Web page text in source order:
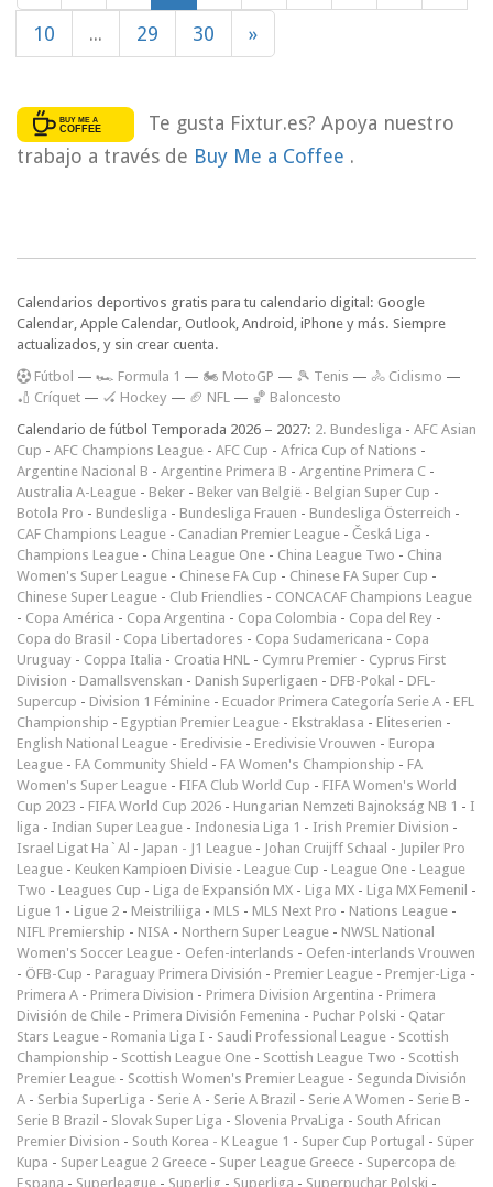
10 ... 29 30 »
Te gusta Fixtur.es? Apoya nuestro
trabajo a través de Buy Me a Coffee .
Calendarios deportivos gratis para tu calendario digital: Google
Calendar, Apple Calendar, Outlook, Android, iPhone y más. Siempre
actualizados, y sin crear cuenta.
Fútbol — 🏎️ Formula 1 — 🏍 MotoGP — 🎾 Tenis — 🚴 Ciclismo —
🏏 Críquet — 🏑 Hockey — 🏈 NFL — 🏀 Baloncesto
Calendario de fútbol Temporada 2026 – 2027: 2. Bundesliga - AFC Asian
Cup - AFC Champions League - AFC Cup - Africa Cup of Nations -
Argentine Nacional B - Argentine Primera B - Argentine Primera C -
Australia A-League - Beker - Beker van België - Belgian Super Cup -
Botola Pro - Bundesliga - Bundesliga Frauen - Bundesliga Österreich -
CAF Champions League - Canadian Premier League - Česká Liga -
Champions League - China League One - China League Two - China
Women's Super League - Chinese FA Cup - Chinese FA Super Cup -
Chinese Super League - Club Friendlies - CONCACAF Champions League
- Copa América - Copa Argentina - Copa Colombia - Copa del Rey -
Copa do Brasil - Copa Libertadores - Copa Sudamericana - Copa
Uruguay - Coppa Italia - Croatia HNL - Cymru Premier - Cyprus First
Division - Damallsvenskan - Danish Superligaen - DFB-Pokal - DFL-
Supercup - Division 1 Féminine - Ecuador Primera Categoría Serie A - EFL
Championship - Egyptian Premier League - Ekstraklasa - Eliteserien -
English National League - Eredivisie - Eredivisie Vrouwen - Europa
League - FA Community Shield - FA Women's Championship - FA
Women's Super League - FIFA Club World Cup - FIFA Women's World
Cup 2023 - FIFA World Cup 2026 - Hungarian Nemzeti Bajnokság NB 1 - I
liga - Indian Super League - Indonesia Liga 1 - Irish Premier Division -
Israel Ligat Ha`Al - Japan - J1 League - Johan Cruijff Schaal - Jupiler Pro
League - Keuken Kampioen Divisie - League Cup - League One - League
Two - Leagues Cup - Liga de Expansión MX - Liga MX - Liga MX Femenil -
Ligue 1 - Ligue 2 - Meistriliiga - MLS - MLS Next Pro - Nations League -
NIFL Premiership - NISA - Northern Super League - NWSL National
Women's Soccer League - Oefen-interlands - Oefen-interlands Vrouwen
- ÖFB-Cup - Paraguay Primera División - Premier League - Premjer-Liga -
Primera A - Primera Division - Primera Division Argentina - Primera
División de Chile - Primera División Femenina - Puchar Polski - Qatar
Stars League - Romania Liga I - Saudi Professional League - Scottish
Championship - Scottish League One - Scottish League Two - Scottish
Premier League - Scottish Women's Premier League - Segunda División
A - Serbia SuperLiga - Serie A - Serie A Brazil - Serie A Women - Serie B -
Serie B Brazil - Slovak Super Liga - Slovenia PrvaLiga - South African
Premier Division - South Korea - K League 1 - Super Cup Portugal - Süper
Kupa - Super League 2 Greece - Super League Greece - Supercopa de
Espana - Superleague - Superlig - Superliga - Superpuchar Polski -